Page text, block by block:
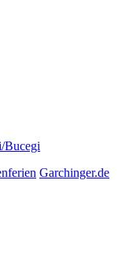
Bucegi
Garchinger.de